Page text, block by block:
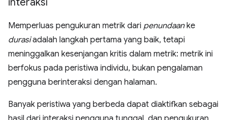
Memperluas pengukuran metrik dari penundaanke
durasiadalah langkah pertama yang baik, tetapi
meninggalkan kesenjangan kritis dalam metrik: metrik ini
berfokus pada peristiwa individu, bukan pengalaman
pengguna berinteraksi dengan halaman.
Banyak peristiwa yang berbeda dapat diaktifkan sebagai